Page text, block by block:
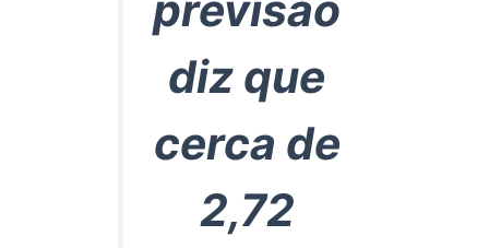
diz que
cerca de
2,72